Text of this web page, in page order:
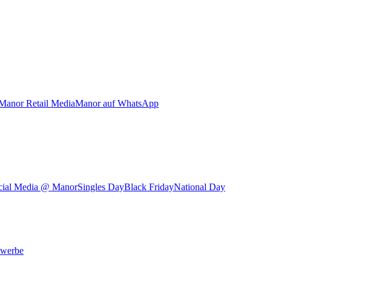
Retail MediaManor auf WhatsApp
Media @ ManorSingles DayBlack FridayNational Day